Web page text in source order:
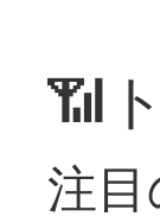
📶
注